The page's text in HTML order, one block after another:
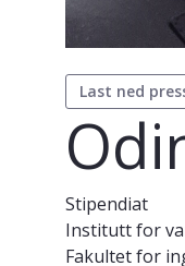
Last ned
Stipendiat
Institutt for
Fakultet for